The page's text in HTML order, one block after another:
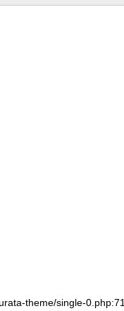
theme/single-